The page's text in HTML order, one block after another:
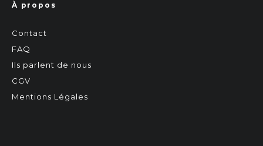
À propos
Contact
FAQ
Ils parlent de nous
CGV
Mentions Légales